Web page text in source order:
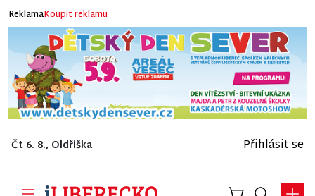
ReklamaKoupit reklamu
Čt 6. 8., Oldřiška Přihlásit se